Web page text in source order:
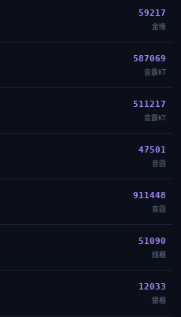
59217
金嗓
587069
音霸KT
511217
音霸KT
47501
音圓
911448
音圓
51090
錢櫃
12033
銀櫃